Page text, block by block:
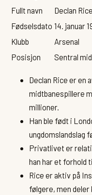
Fullt navn
Declan Rice
Fødselsdato 14. januar
Klubb
Arsenal
Posisjon
Sentral
Declan Rice er en
midtbanespillere
millioner.
Han ble født i
ungdomslandslag
Privatlivet er
han har et forhold
Rice er aktiv på
følgere, men